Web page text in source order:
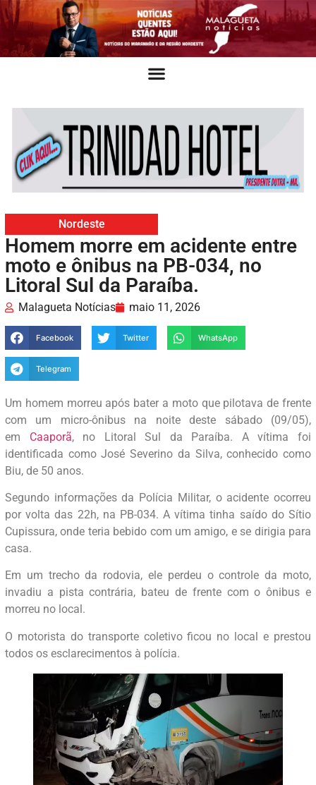
Nordeste
Homem morre em acidente entre
moto e ônibus na PB-034, no
Litoral Sul da Paraíba.
Malagueta Notícias maio 11, 2026
Facebook Twitter WhatsApp
Telegram
Um homem morreu após bater a moto que pilotava de frente
com um micro-ônibus na noite deste sábado (09/05),
em Caaporã, no Litoral Sul da Paraíba. A vítima foi
identificada como José Severino da Silva, conhecido como
Biu, de 50 anos.
Segundo informações da Polícia Militar, o acidente ocorreu
por volta das 22h, na PB-034. A vítima tinha saído do Sítio
Cupissura, onde teria bebido com um amigo, e se dirigia para
casa.
Em um trecho da rodovia, ele perdeu o controle da moto,
invadiu a pista contrária, bateu de frente com o ônibus e
morreu no local.
O motorista do transporte coletivo ficou no local e prestou
todos os esclarecimentos à polícia.